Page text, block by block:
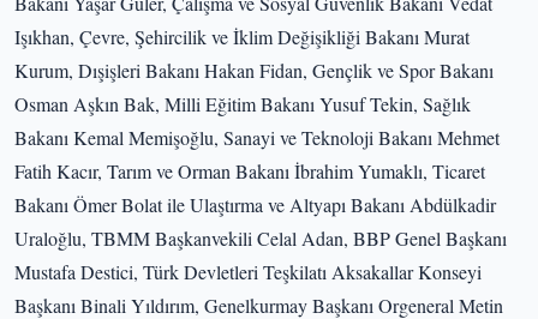
Işıkhan, Çevre, Şehircilik ve İklim Değişikliği Bakanı Murat
Kurum, Dışişleri Bakanı Hakan Fidan, Gençlik ve Spor Bakanı
Osman Aşkın Bak, Milli Eğitim Bakanı Yusuf Tekin, Sağlık
Bakanı Kemal Memişoğlu, Sanayi ve Teknoloji Bakanı Mehmet
Fatih Kacır, Tarım ve Orman Bakanı İbrahim Yumaklı, Ticaret
Bakanı Ömer Bolat ile Ulaştırma ve Altyapı Bakanı Abdülkadir
Uraloğlu, TBMM Başkanvekili Celal Adan, BBP Genel Başkanı
Mustafa Destici, Türk Devletleri Teşkilatı Aksakallar Konseyi
Başkanı Binali Yıldırım, Genelkurmay Başkanı Orgeneral Metin